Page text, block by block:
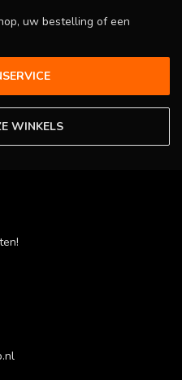
uw bestelling of een
WINKELS